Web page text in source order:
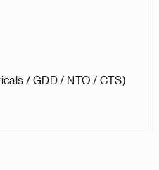
/ GDD / NTO / CTS)